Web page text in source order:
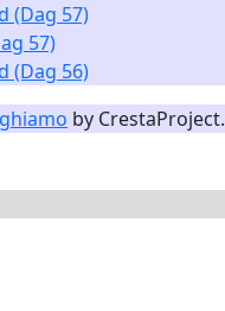
(Dag 57)
57)
(Dag 56)
by CrestaProject.